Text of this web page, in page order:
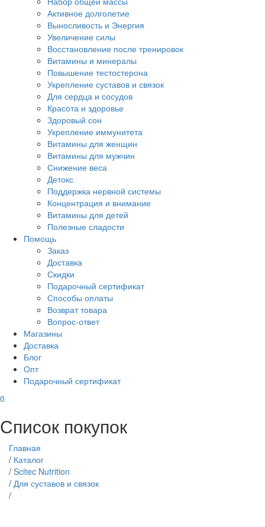
Активное долголетие
Выносливость и Энергия
Увеличение силы
Восстановление после тренировок
Витамины и минералы
Повышение тестостерона
Укрепление суставов и связок
Для сердца и сосудов
Красота и здоровье
Здоровый сон
Укрепление иммунитета
Витамины для женщин
Витамины для мужчин
Снижение веса
Детокс
Поддержка нервной системы
Концентрация и внимание
Витамины для детей
Полезные сладости
Помощь
Заказ
Доставка
Скидки
Подарочный сертификат
Способы оплаты
Возврат товара
Вопрос-ответ
Магазины
Доставка
Блог
Опт
Подарочный сертификат
0
Список покупок
Главная
/ Каталог
/ Scitec Nutrition
/ Для суставов и связок
/